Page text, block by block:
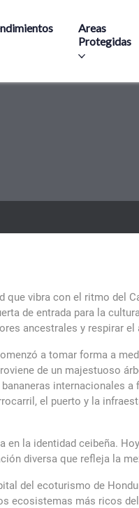
Areas
Protegidas
que vibra con el ritmo del
de entrada para la
ancestrales y respirar
a tomar forma a
de un majestuoso
bananeras internacionales
el puerto y la
en la identidad ceibeña.
diversa que refleja la
del ecoturismo de
ecosistemas más ricos